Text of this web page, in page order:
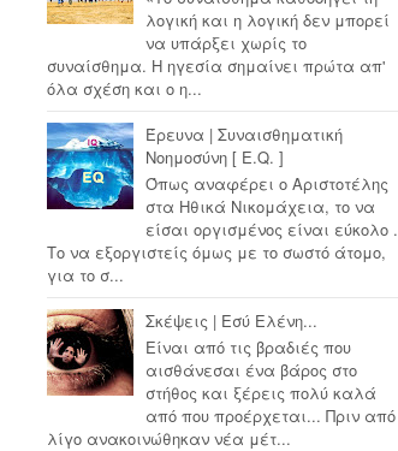
λογική και η λογική δεν μπορεί
να υπάρξει χωρίς το
συναίσθημα. Η ηγεσία σημαίνει πρώτα απ'
όλα σχέση και ο η...
Έρευνα | Συναισθηματική
Νοημοσύνη [ E.Q. ]
Όπως αναφέρει ο Αριστοτέλης
στα Ηθικά Νικομάχεια, το να
είσαι οργισμένος είναι εύκολο .
Το να εξοργιστείς όμως με το σωστό άτομο,
για το σ...
Σκέψεις | Εσύ Ελένη...
Είναι από τις βραδιές που
αισθάνεσαι ένα βάρος στο
στήθος και ξέρεις πολύ καλά
από που προέρχεται... Πριν από
λίγο ανακοινώθηκαν νέα μέτ...